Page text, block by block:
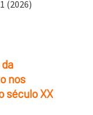
(2026)
nos
século XX